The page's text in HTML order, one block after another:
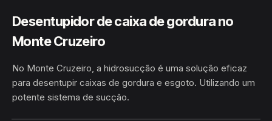
Desentupidor de caixa de gordura no
Monte Cruzeiro
No Monte Cruzeiro, a hidrosucção é uma solução eficaz
para desentupir caixas de gordura e esgoto. Utilizando um
potente sistema de sucção.
HIDROSUCÇÃO MONTE CRUZEIRO · ELÍSIO MEDRADO/BA